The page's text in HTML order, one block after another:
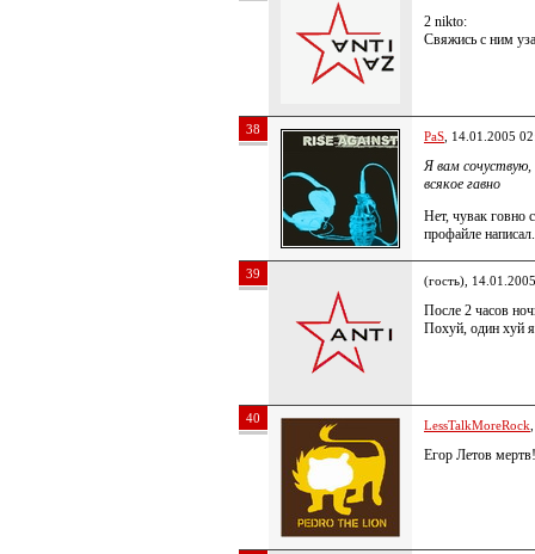
2 nikto:
Свяжись с ним
38 PaS , 14.01.2005
Я вам
всякое гавно
Нет, чувак говно
профайле
39 (гость),
После 2 часов
Похуй, один хуй
40 LessTalkMoreRock
Егор Летов